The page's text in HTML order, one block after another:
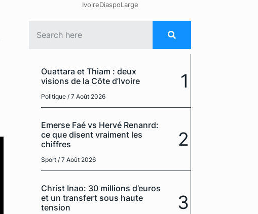
IvoireDiaspoLarge
Ouattara et Thiam : deux
visions de la Côte d’Ivoire
Politique / 7 Août 2026
1
Emerse Faé vs Hervé Renanrd:
ce que disent vraiment les
chiffres
Sport / 7 Août 2026
2
Christ Inao: 30 millions d’euros
et un transfert sous haute
tension
3